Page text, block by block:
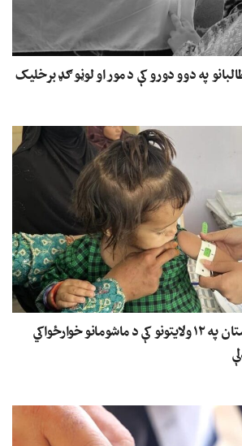
په دوو دورو کې د مور او لوڼو ګډ برخلیک
ملګري ملتونه: د افغانستان په ۱۲ ولایتونو کې د ماشومانو خوارځواکي